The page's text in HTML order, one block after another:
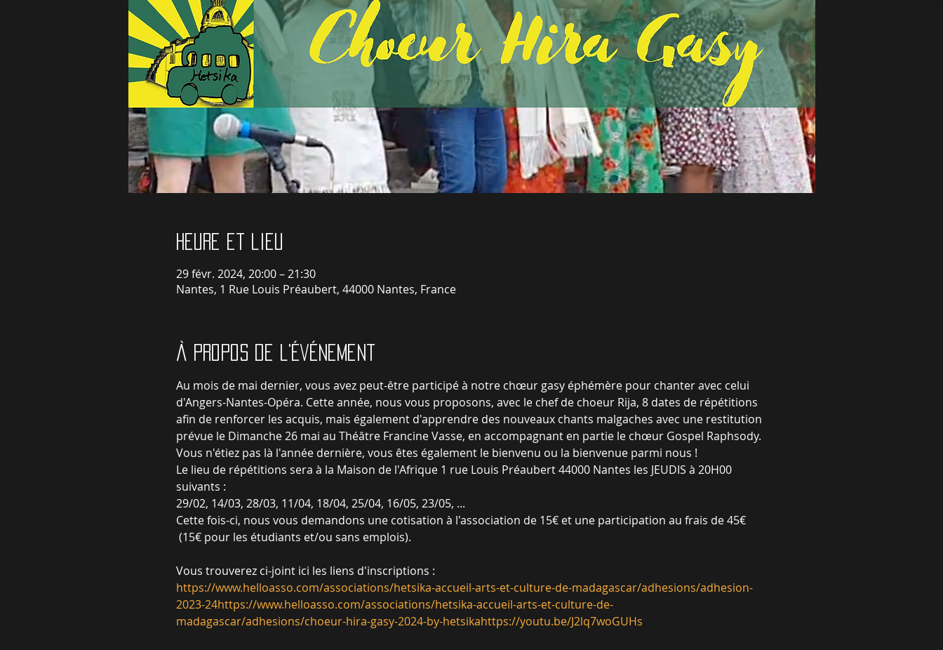
Heure et lieu
29 févr. 2024, 20:00 – 21:30
Nantes, 1 Rue Louis Préaubert, 44000 Nantes, France
À propos de l'événement
Au mois de mai dernier, vous avez peut-être participé à notre chœur gasy éphémère pour chanter avec celui
d'Angers-Nantes-Opéra. Cette année, nous vous proposons, avec le chef de choeur Rija, 8 dates de répétitions
afin de renforcer les acquis, mais également d'apprendre des nouveaux chants malgaches avec une restitution
prévue le Dimanche 26 mai au Théâtre Francine Vasse, en accompagnant en partie le chœur Gospel Raphsody.
Vous n'étiez pas là l'année dernière, vous êtes également le bienvenu ou la bienvenue parmi nous !
Le lieu de répétitions sera à la Maison de l'Afrique 1 rue Louis Préaubert 44000 Nantes les JEUDIS à 20H00
suivants :
29/02, 14/03, 28/03, 11/04, 18/04, 25/04, 16/05, 23/05, ...
Cette fois-ci, nous vous demandons une cotisation à l'association de 15€ et une participation au frais de 45€
(15€ pour les étudiants et/ou sans emplois).
https://www.helloasso.com/associations/hetsika-accueil-arts-et-culture-de-madagascar/adhesions/adhesion-
2023-24https://www.helloasso.com/associations/hetsika-accueil-arts-et-culture-de-
madagascar/adhesions/choeur-hira-gasy-2024-by-hetsikahttps://youtu.be/J2lq7woGUHs